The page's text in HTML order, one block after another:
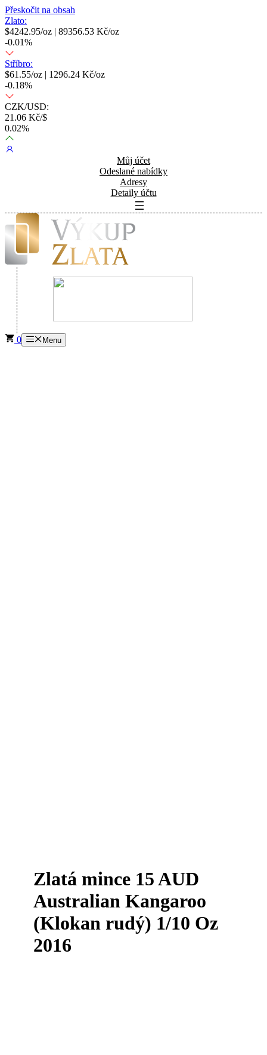
Přeskočit na obsah
Zlato:
$4242.95/oz | 89356.53 Kč/oz
-0.01%
Stříbro:
$61.55/oz | 1296.24 Kč/oz
-0.18%
CZK/USD:
21.06 Kč/$
0.02%
Můj účet
Odeslané nabídky
Adresy
Detaily účtu
0 Menu
Zlatá mince 15 AUD
Australian Kangaroo
(Klokan rudý) 1/10 Oz
2016